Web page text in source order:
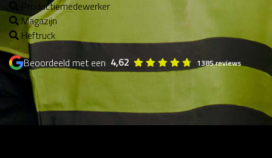
Productiemedewerker
Magazijn
Heftruck
Beoordeeld met een 4,62 1385 reviews